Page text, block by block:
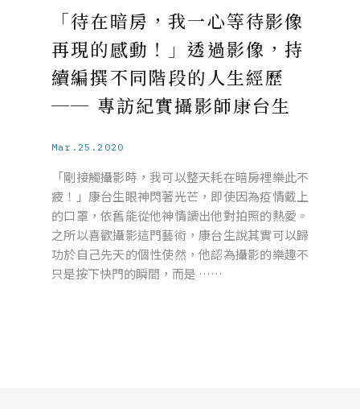
「待在暗房，我一心等待影像
再現的感動！」透過影像，持
續編撰不同階段的人生經歷
── 專訪紀實攝影師康台生
Mar.25.2020
「剛接觸攝影時，我可以整天耗在暗房裡樂此不
疲！」康台生眼神閃著光芒，即使因為疫情戴上
的口罩，依舊能從他神情讀出他對拍照的熱愛。
之所以喜歡攝影這門藝術，康台生說其實可以歸
功於自己先天的個性使然，他認為攝影的樂趣不
只是按下快門的瞬間，而是 ……